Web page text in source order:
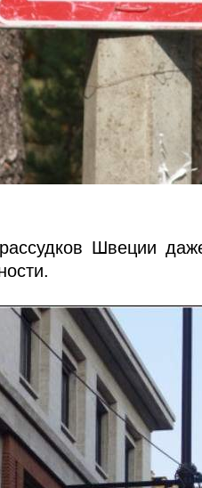
Швеции